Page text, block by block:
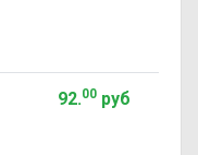
92.00руб